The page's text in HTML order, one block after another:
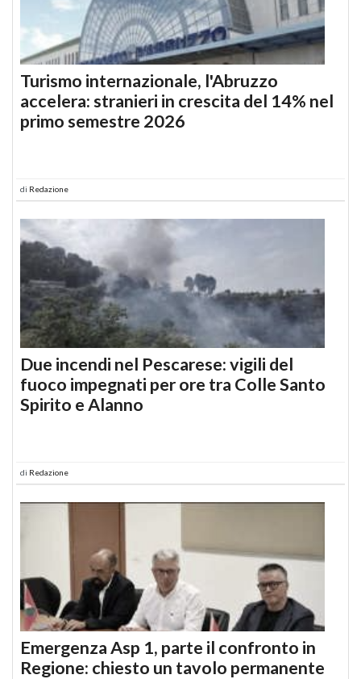
Turismo internazionale, l'Abruzzo
accelera: stranieri in crescita del 14% nel
primo semestre 2026
di Redazione
Due incendi nel Pescarese: vigili del
fuoco impegnati per ore tra Colle Santo
Spirito e Alanno
di Redazione
Emergenza Asp 1, parte il confronto in
Regione: chiesto un tavolo permanente